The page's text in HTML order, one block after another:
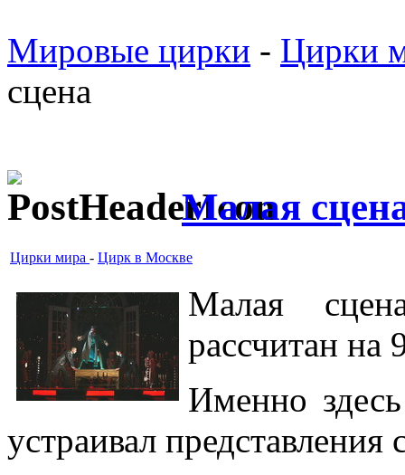
Мировые цирки - Цирки
сцена
Малая
Цирки мира - Цирк в Москве
Малая
рассчитан на
Именно
устраивал